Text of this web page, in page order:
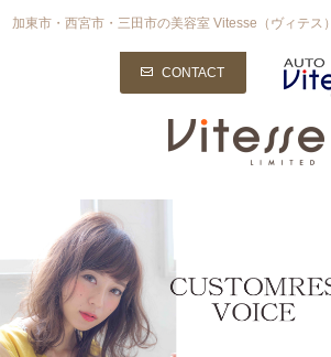
加東市・西宮市・三田市の美容室 Vitesse（ヴィテス）
CONTACT